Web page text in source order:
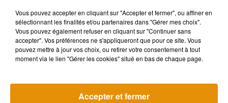
Actu positive
Vous pouvez accepter en cliquant sur "Accepter et fermer", ou affiner en
sélectionnant les finalités et/ou partenaires dans "Gérer mes choix".
Vous pouvez également refuser en cliquant sur "Continuer sans
accepter". Vos préférences ne s'appliqueront que pour ce site. Vous
pouvez mettre à jour vos choix, ou retirer votre consentement à tout
moment via le lien "Gérer les cookies" situé en bas de chaque page.
Accepter et fermer